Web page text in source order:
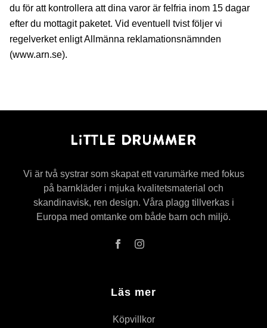
du för att kontrollera att dina varor är felfria inom 15 dagar
efter du mottagit paketet. Vid eventuell tvist följer vi
regelverket enligt Allmänna reklamationsnämnden
(www.arn.se).
Vi är två systrar som skapat ett varumärke med fokus
på barnkläder i mjuka kvalitetsmaterial och
skandinavisk, ren design. Våra plagg tillverkas i
Europa med omtanke om både barn och miljö.
Läs mer
Köpvillkor